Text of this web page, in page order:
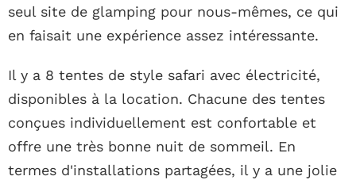
seul site de glamping pour nous-mêmes, ce qui
en faisait une expérience assez intéressante.
Il y a 8 tentes de style safari avec électricité,
disponibles à la location. Chacune des tentes
conçues individuellement est confortable et
offre une très bonne nuit de sommeil. En
termes d'installations partagées, il y a une jolie